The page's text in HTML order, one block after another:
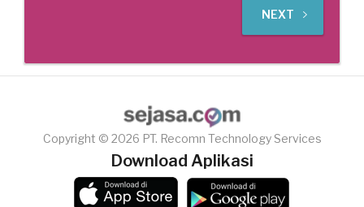
NEXT
Copyright © 2026 PT. Recomn Technology Services
Download Aplikasi